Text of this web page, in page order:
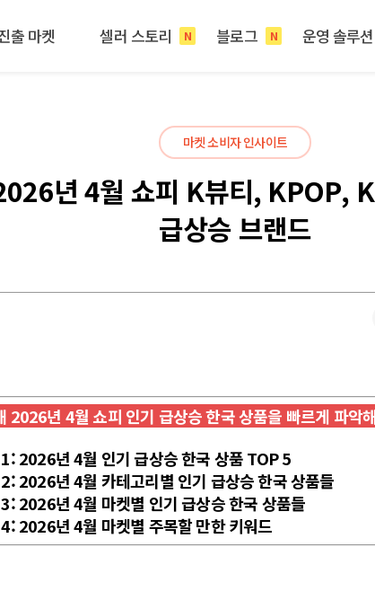
출 마켓 셀러 스토리 N 블로그 N 운영 솔루션
마켓 소비자 인사이트
년 4월 쇼피 K뷰티, KPOP,
급상승 브랜드
2026년 4월 쇼피 인기 급상승 한국 상품을 빠르게 파악
2026년 4월 인기 급상승 한국 상품 TOP 5
2026년 4월 카테고리별 인기 급상승 한국 상품들
2026년 4월 마켓별 인기 급상승 한국 상품들
2026년 4월 마켓별 주목할 만한 키워드